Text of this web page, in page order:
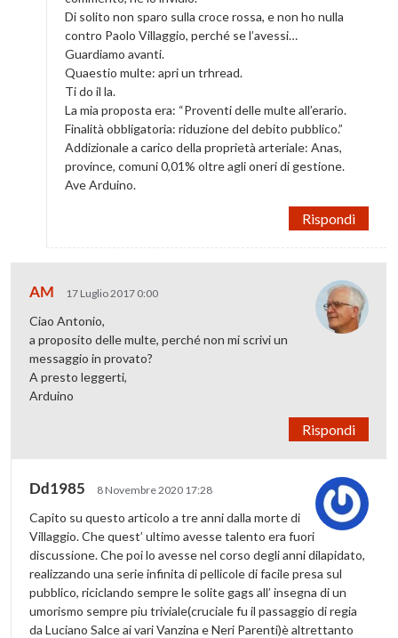
Di solito non sparo sulla croce rossa, e non ho nulla
contro Paolo Villaggio, perché se l’avessi…
Guardiamo avanti.
Quaestio multe: apri un trhread.
Ti do il la.
La mia proposta era: “Proventi delle multe all’erario.
Finalità obbligatoria: riduzione del debito pubblico.”
Addizionale a carico della proprietà arteriale: Anas,
province, comuni 0,01% oltre agli oneri di gestione.
Ave Arduino.
Rispondi
AM 17 Luglio 2017 0:00
Ciao Antonio,
a proposito delle multe, perché non mi scrivi un
messaggio in provato?
A presto leggerti,
Arduino
Rispondi
Dd1985 8 Novembre 2020 17:28
Capito su questo articolo a tre anni dalla morte di
Villaggio. Che quest’ ultimo avesse talento era fuori
discussione. Che poi lo avesse nel corso degli anni dilapidato,
realizzando una serie infinita di pellicole di facile presa sul
pubblico, riciclando sempre le solite gags all’ insegna di un
umorismo sempre piu triviale(cruciale fu il passaggio di regia
da Luciano Salce ai vari Vanzina e Neri Parenti)è altrettanto